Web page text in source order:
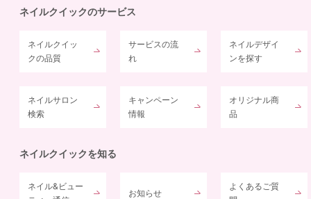
ネイルクイックのサービス
ネイルクイッ
クの品質
サービスの流
れ
ネイルデザイ
ンを探す
ネイルサロン
検索
キャンペーン
情報
オリジナル商
品
ネイルクイックを知る
ネイル&ビュー
お知らせ
よくあるご質